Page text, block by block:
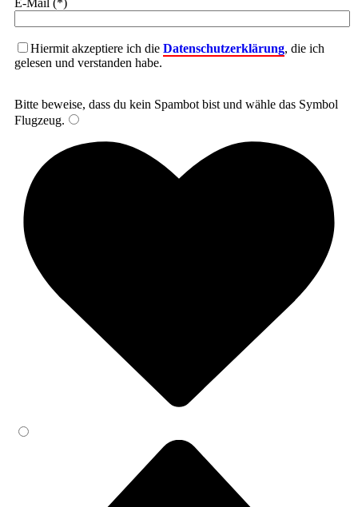
E-Mail (*)
Hiermit akzeptiere ich die Datenschutzerklärung, die ich
gelesen und verstanden habe.
Bitte beweise, dass du kein Spambot bist und wähle das Symbol
Flugzeug.